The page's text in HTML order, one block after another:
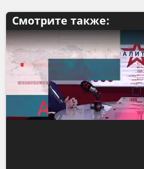
Смотрите также: